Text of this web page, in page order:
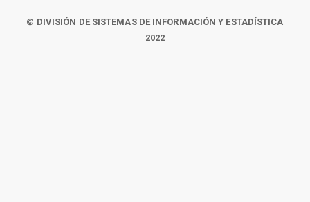
© DIVISIÓN DE SISTEMAS DE INFORMACIÓN Y ESTADÍSTICA
2022